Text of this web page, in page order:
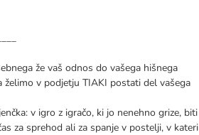
že vaš odnos do vašega hišnega
želimo v podjetju TIAKI postati del vašega
v igro z igračo, ki jo nenehno grize, biti
za sprehod ali za spanje v postelji, v kateri